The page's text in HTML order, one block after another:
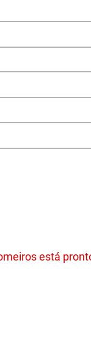
está